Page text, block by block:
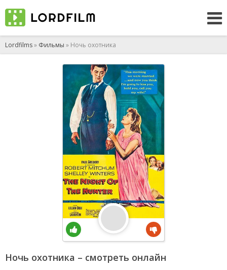
Lordfilms» Фильмы » Ночь охотника
Ночь охотника – смотреть онлайн